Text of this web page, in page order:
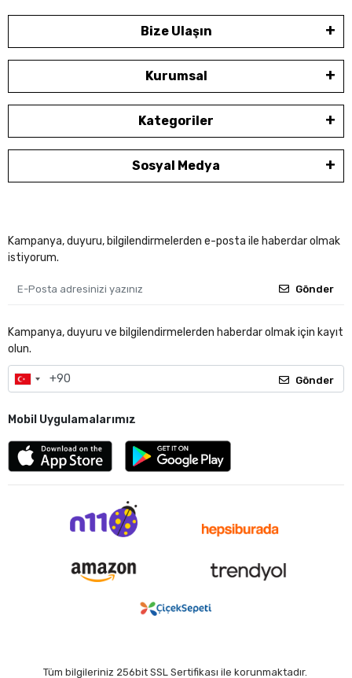
Bize Ulaşın
Kurumsal
Kategoriler
Sosyal Medya
Kampanya, duyuru, bilgilendirmelerden e-posta ile haberdar olmak
istiyorum.
Gönder
Kampanya, duyuru ve bilgilendirmelerden haberdar olmak için kayıt
olun.
Gönder
Mobil Uygulamalarımız
Tüm bilgileriniz 256bit SSL Sertifikası ile korunmaktadır.